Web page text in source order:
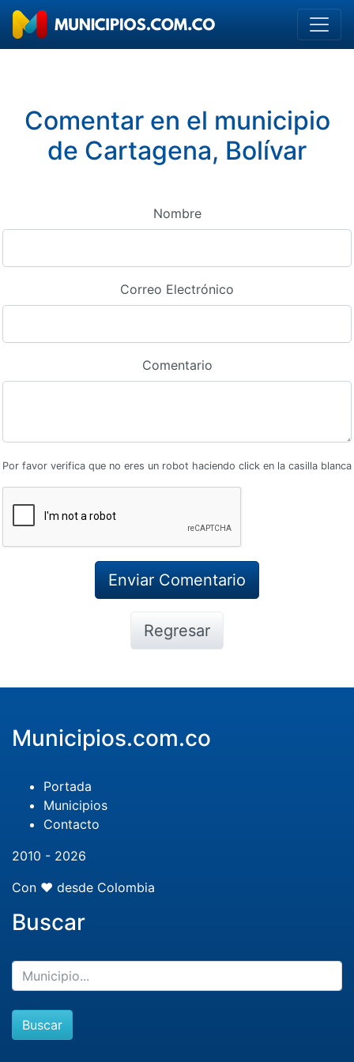
Comentar en el municipio
de Cartagena, Bolívar
Nombre
Correo Electrónico
Comentario
Por favor verifica que no eres un robot haciendo click en la casilla blanca
Regresar
Municipios.com.co
Portada
Municipios
Contacto
2010 - 2026
Con ❤️ desde Colombia
Buscar
Buscar